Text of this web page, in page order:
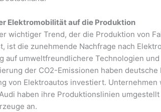
Elektromobilität auf die Produktion
wichtiger Trend, der die Produktion von
ist die zunehmende Nachfrage nach
auf umweltfreundlichere Technologien
der CO2-Emissionen haben
von Elektroautos investiert. Unternehmen
haben ihre Produktionslinien
an.